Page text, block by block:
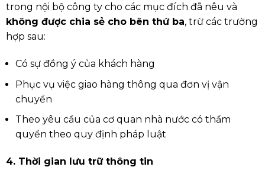
trong nội bộ công ty cho các mục đích đã nêu và
không được chia sẻ cho bên thứ ba, trừ các trường
hợp sau:
Có sự đồng ý của khách hàng
Phục vụ việc giao hàng thông qua đơn vị vận
chuyển
Theo yêu cầu của cơ quan nhà nước có thẩm
quyền theo quy định pháp luật
4. Thời gian lưu trữ thông tin